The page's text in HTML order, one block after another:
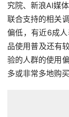
究院、新浪AI媒
联合支持的相关
偏低，有近6成
品使用普及还有
验的人群的使用
多或非常多地购